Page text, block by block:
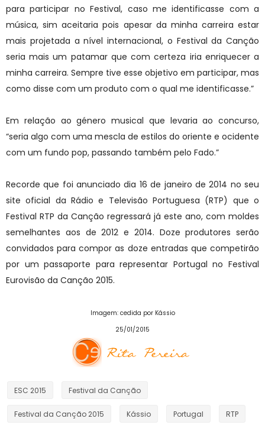
para participar no Festival, caso me identificasse com a
música, sim aceitaria pois apesar da minha carreira estar
mais projetada a nível internacional, o Festival da Canção
seria mais um patamar que com certeza iria enriquecer a
minha carreira. Sempre tive esse objetivo em participar, mas
como disse com um produto com o qual me identificasse.”
Em relação ao género musical que levaria ao concurso,
“seria algo com uma mescla de estilos do oriente e ocidente
com um fundo pop, passando também pelo Fado.”
Recorde que foi anunciado dia 16 de janeiro de 2014 no seu
site oficial da Rádio e Televisão Portuguesa (RTP) que o
Festival RTP da Canção regressará já este ano, com moldes
semelhantes aos de 2012 e 2014. Doze produtores serão
convidados para compor as doze entradas que competirão
por um passaporte para representar Portugal no Festival
Eurovisão da Canção 2015.
Imagem: cedida por Kássio
25/01/2015
ESC 2015 Festival da Canção
Festival da Canção 2015 Kássio Portugal RTP